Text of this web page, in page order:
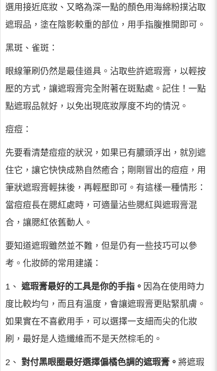
選用接近底妝、又略為深一點的顏色用海綿粉撲沾取
遮瑕品，塗在陰影較重的部位，用手指腹推開即可。
黑斑、雀斑：
眼線筆刷仍然是最佳道具。沾取些許遮瑕膏，以輕按
壓的方式，讓遮瑕膏完全附著在斑點處。記住！一點
點遮瑕品就好，以免出現底妝厚度不均的情況。
痘痘：
先要看清楚痘痘的狀況，如果已有膿頭浮出，就別遮
住它，讓它快快成熟自然癒合；剛剛冒出的痘痘，用
筆狀遮瑕膏輕抹後，再輕壓即可。有這樣一種情形：
當痘痘長在腮紅處時，可適量沾些腮紅與遮瑕膏混
合，讓腮紅依舊動人。
要知道遮瑕雖然並不難，但是仍有一些技巧可以參
考。化妝師的常用建議：
1、 遮瑕膏最好的工具是你的手指。 因為在使用時力
度比較均勻，而且有溫度，會讓遮瑕膏更貼緊肌膚。
如果實在不喜歡用手，可以選擇一支細而尖的化妝
刷，最好是人造纖維而不是天然棕毛的。
2、 對付黑眼圈最好選擇偏橘色調的遮瑕膏。 將遮瑕